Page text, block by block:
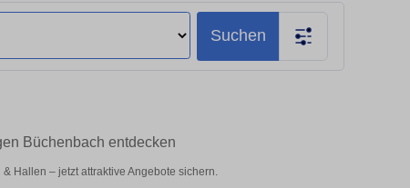
Suchen
Büchenbach entdecken
Hallen – jetzt attraktive Angebote sichern.